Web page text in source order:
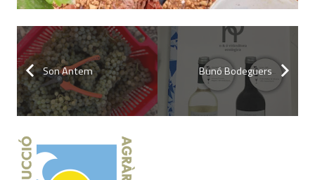
Son Antem Bunó Bodeguers